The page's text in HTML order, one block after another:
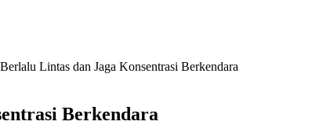
Lintas dan Jaga Konsentrasi Berkendara
Berkendara